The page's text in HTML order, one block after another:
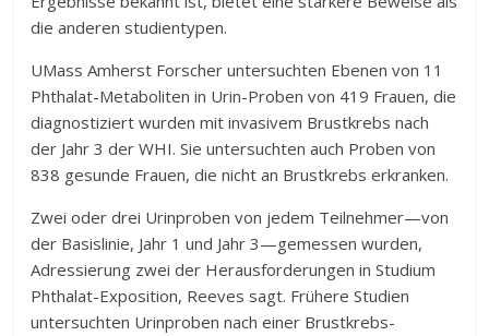
die anderen studientypen.
UMass Amherst Forscher untersuchten Ebenen von 11
Phthalat-Metaboliten in Urin-Proben von 419 Frauen, die
diagnostiziert wurden mit invasivem Brustkrebs nach
der Jahr 3 der WHI. Sie untersuchten auch Proben von
838 gesunde Frauen, die nicht an Brustkrebs erkranken.
Zwei oder drei Urinproben von jedem Teilnehmer—von
der Basislinie, Jahr 1 und Jahr 3—gemessen wurden,
Adressierung zwei der Herausforderungen in Studium
Phthalat-Exposition, Reeves sagt. Frühere Studien
untersuchten Urinproben nach einer Brustkrebs-